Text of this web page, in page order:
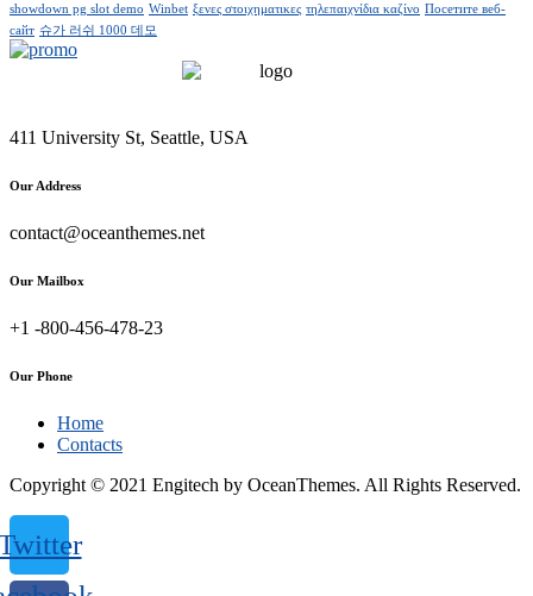
showdown pg slot demo Winbet ξενες στοιχηματικες τηλεπαιχνίδια καζίνο Посетите веб-
сайт 슈가 러쉬 1000 데모
411 University St, Seattle, USA
Our Address
contact@oceanthemes.net
Our Mailbox
+1 -800-456-478-23
Our Phone
Home
Contacts
Copyright © 2021 Engitech by OceanThemes. All Rights Reserved.